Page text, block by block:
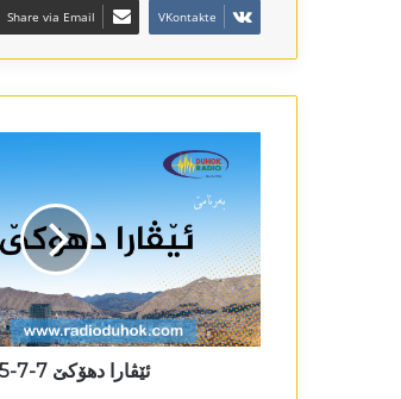
VKontakte
Share via Email
ئێڤارا دھۆکێ 7-7-2025